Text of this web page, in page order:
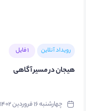
رویداد آنلاین 1 فایل
هیجان در مسیر آگاهی
چهارشنبه ۱۶ فروردین ۱۴۰۲ - ۱۰:۱۸